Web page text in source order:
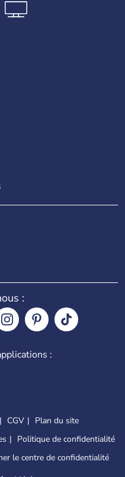
:
:
CGV
Plan du site
Politique de confidentialité
le centre de confidentialité